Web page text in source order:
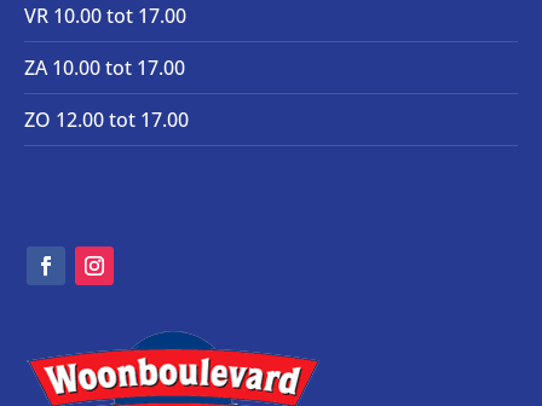
VR 10.00 tot 17.00
ZA 10.00 tot 17.00
ZO 12.00 tot 17.00